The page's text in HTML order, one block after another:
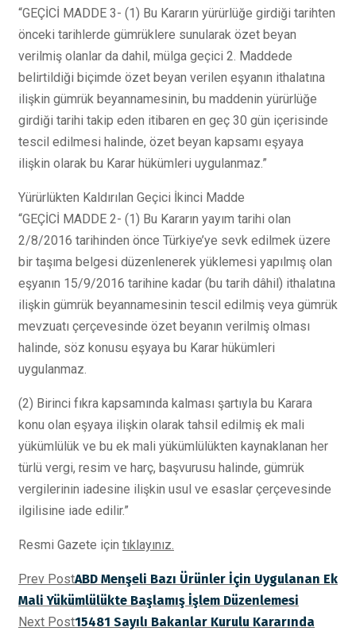
“GEÇİCİ MADDE 3- (1) Bu Kararın yürürlüğe girdiği tarihten
önceki tarihlerde gümrüklere sunularak özet beyan
verilmiş olanlar da dahil, mülga geçici 2. Maddede
belirtildiği biçimde özet beyan verilen eşyanın ithalatına
ilişkin gümrük beyannamesinin, bu maddenin yürürlüğe
girdiği tarihi takip eden itibaren en geç 30 gün içerisinde
tescil edilmesi halinde, özet beyan kapsamı eşyaya
ilişkin olarak bu Karar hükümleri uygulanmaz.”
Yürürlükten Kaldırılan Geçici İkinci Madde
“GEÇİCİ MADDE 2- (1) Bu Kararın yayım tarihi olan
2/8/2016 tarihinden önce Türkiye’ye sevk edilmek üzere
bir taşıma belgesi düzenlenerek yüklemesi yapılmış olan
eşyanın 15/9/2016 tarihine kadar (bu tarih dâhil) ithalatına
ilişkin gümrük beyannamesinin tescil edilmiş veya gümrük
mevzuatı çerçevesinde özet beyanın verilmiş olması
halinde, söz konusu eşyaya bu Karar hükümleri
uygulanmaz.
(2) Birinci fıkra kapsamında kalması şartıyla bu Karara
konu olan eşyaya ilişkin olarak tahsil edilmiş ek mali
yükümlülük ve bu ek mali yükümlülükten kaynaklanan her
türlü vergi, resim ve harç, başvurusu halinde, gümrük
vergilerinin iadesine ilişkin usul ve esaslar çerçevesinde
ilgilisine iade edilir.”
Resmi Gazete için tıklayınız.
Prev PostABD Menşeli Bazı Ürünler İçin Uygulanan Ek
Mali Yükümlülükte Başlamış İşlem Düzenlemesi
Next Post15481 Sayılı Bakanlar Kurulu Kararında